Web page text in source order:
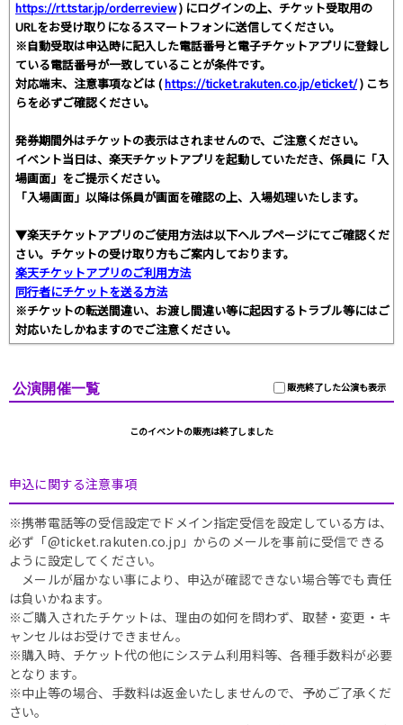
https://rt.tstar.jp/orderreview) にログインの上、チケット受取用の
URLをお受け取りになるスマートフォンに送信してください。
※自動受取は申込時に記入した電話番号と電子チケットアプリに登録し
ている電話番号が一致していることが条件です。
対応端末、注意事項などは (https://ticket.rakuten.co.jp/eticket/) こち
らを必ずご確認ください。
発券期間外はチケットの表示はされませんので、ご注意ください。
イベント当日は、楽天チケットアプリを起動していただき、係員に「入
場画面」をご提示ください。
「入場画面」以降は係員が画面を確認の上、入場処理いたします。
▼楽天チケットアプリのご使用方法は以下ヘルプページにてご確認くだ
さい。チケットの受け取り方もご案内しております。
楽天チケットアプリのご利用方法
同行者にチケットを送る方法
※チケットの転送間違い、お渡し間違い等に起因するトラブル等にはご
対応いたしかねますのでご注意ください。
販売終了した公演も表示
公演開催一覧
このイベントの販売は終了しました
申込に関する注意事項
※携帯電話等の受信設定でドメイン指定受信を設定している方は、
必ず「@ticket.rakuten.co.jp」からのメールを事前に受信できる
ように設定してください。
メールが届かない事により、申込が確認できない場合等でも責任
は負いかねます。
※ご購入されたチケットは、理由の如何を問わず、取替・変更・キ
ャンセルはお受けできません。
※購入時、チケット代の他にシステム利用料等、各種手数料が必要
となります。
※中止等の場合、手数料は返金いたしませんので、予めご了承くだ
さい。